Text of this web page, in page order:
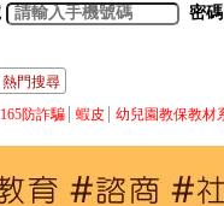
密碼
熱門搜尋
165防詐騙
蝦皮 幼兒園教保教材